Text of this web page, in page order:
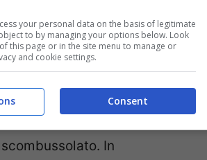
Europae siamo tutti
ormai superflua e non
elettrica italiana,
di euro.
In
your personal data on the basis of legitimate
to by managing your options below. Look
this page or in the site menu to manage or
and cookie settings.
Consent